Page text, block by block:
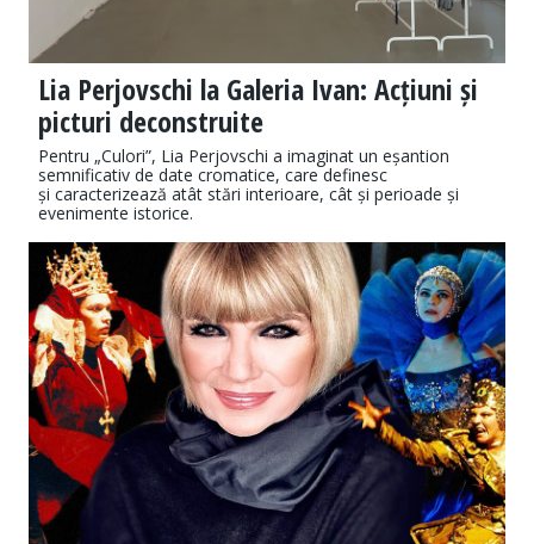
Lia Perjovschi la Galeria Ivan: Acțiuni și
picturi deconstruite
Pentru „Culori”, Lia Perjovschi a imaginat un eșantion
semnificativ de date cromatice, care definesc
și caracterizează atât stări interioare, cât și perioade și
evenimente istorice.